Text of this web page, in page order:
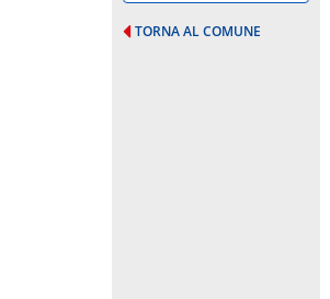
TORNA AL COMUNE